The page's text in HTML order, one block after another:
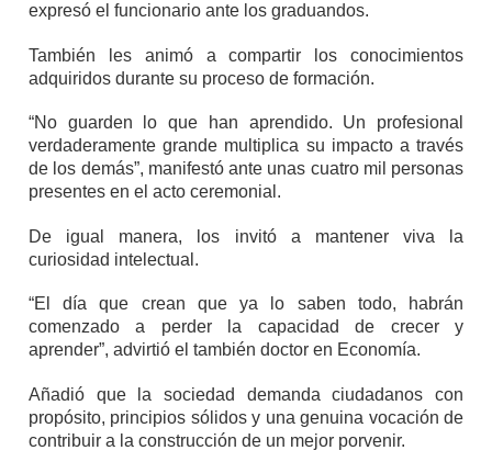
expresó el funcionario ante los graduandos.
También les animó a compartir los conocimientos
adquiridos durante su proceso de formación.
“No guarden lo que han aprendido. Un profesional
verdaderamente grande multiplica su impacto a través
de los demás”, manifestó ante unas cuatro mil personas
presentes en el acto ceremonial.
De igual manera, los invitó a mantener viva la
curiosidad intelectual.
“El día que crean que ya lo saben todo, habrán
comenzado a perder la capacidad de crecer y
aprender”, advirtió el también doctor en Economía.
Añadió que la sociedad demanda ciudadanos con
propósito, principios sólidos y una genuina vocación de
contribuir a la construcción de un mejor porvenir.